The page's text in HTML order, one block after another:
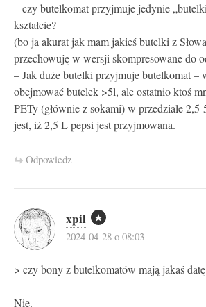
– czy butelkomat przyjmuje jedynie
kształcie?
(bo ja akurat jak mam jakieś butelki z
przechowuję w wersji skompresowane do
– Jak duże butelki przyjmuje butelkomat –
obejmować butelek >5l, ale ostatnio ktoś
PETy (głównie z sokami) w przedziale
jest, iż 2,5 L pepsi jest przyjmowana.
Odpowiedz
xpil
2024-04-28 o 08:03
> czy bony z butelkomatów mają jakaś
Nie.